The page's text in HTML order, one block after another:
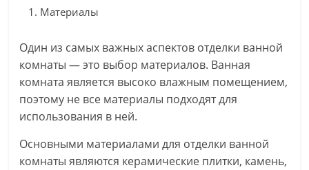
Материалы
Один из самых важных аспектов отделки ванной
комнаты — это выбор материалов. Ванная
комната является высоко влажным помещением,
поэтому не все материалы подходят для
использования в ней.
Основными материалами для отделки ванной
комнаты являются керамические плитки, камень,